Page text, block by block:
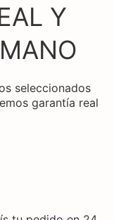
Y
seleccionados
garantía real